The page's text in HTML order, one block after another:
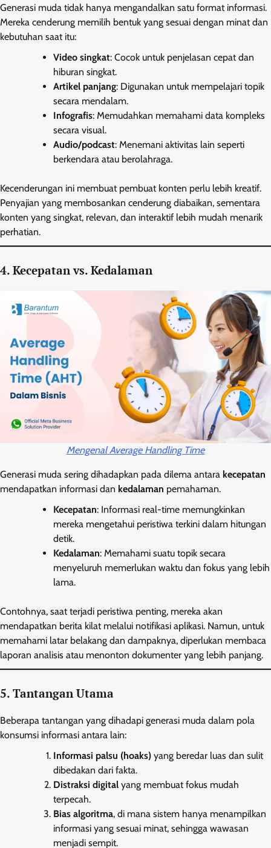
Generasi muda tidak hanya mengandalkan satu format informasi.
Mereka cenderung memilih bentuk yang sesuai dengan minat dan
kebutuhan saat itu:
Video singkat: Cocok untuk penjelasan cepat dan
hiburan singkat.
Artikel panjang: Digunakan untuk mempelajari topik
secara mendalam.
Infografis: Memudahkan memahami data kompleks
secara visual.
Audio/podcast: Menemani aktivitas lain seperti
berkendara atau berolahraga.
Kecenderungan ini membuat pembuat konten perlu lebih kreatif.
Penyajian yang membosankan cenderung diabaikan, sementara
konten yang singkat, relevan, dan interaktif lebih mudah menarik
perhatian.
4. Kecepatan vs. Kedalaman
Mengenal Average Handling Time
Generasi muda sering dihadapkan pada dilema antara kecepatan
mendapatkan informasi dan kedalaman pemahaman.
Kecepatan: Informasi real-time memungkinkan
mereka mengetahui peristiwa terkini dalam hitungan
detik.
Kedalaman: Memahami suatu topik secara
menyeluruh memerlukan waktu dan fokus yang lebih
lama.
Contohnya, saat terjadi peristiwa penting, mereka akan
mendapatkan berita kilat melalui notifikasi aplikasi. Namun, untuk
memahami latar belakang dan dampaknya, diperlukan membaca
laporan analisis atau menonton dokumenter yang lebih panjang.
5. Tantangan Utama
Beberapa tantangan yang dihadapi generasi muda dalam pola
konsumsi informasi antara lain:
Informasi palsu (hoaks) yang beredar luas dan sulit
dibedakan dari fakta.
Distraksi digital yang membuat fokus mudah
terpecah.
Bias algoritma, di mana sistem hanya menampilkan
informasi yang sesuai minat, sehingga wawasan
menjadi sempit.